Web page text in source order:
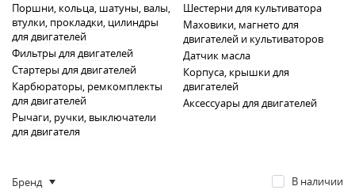
Поршни, кольца, шатуны, валы,
втулки, прокладки, цилиндры
для двигателей
Фильтры для двигателей
Стартеры для двигателей
Карбюраторы, ремкомплекты
для двигателей
Рычаги, ручки, выключатели
для двигателя
Шестерни для культиватора
Маховики, магнето для
двигателей и культиваторов
Датчик масла
Корпуса, крышки для
двигателей
Аксессуары для двигателей
Бренд
В наличии